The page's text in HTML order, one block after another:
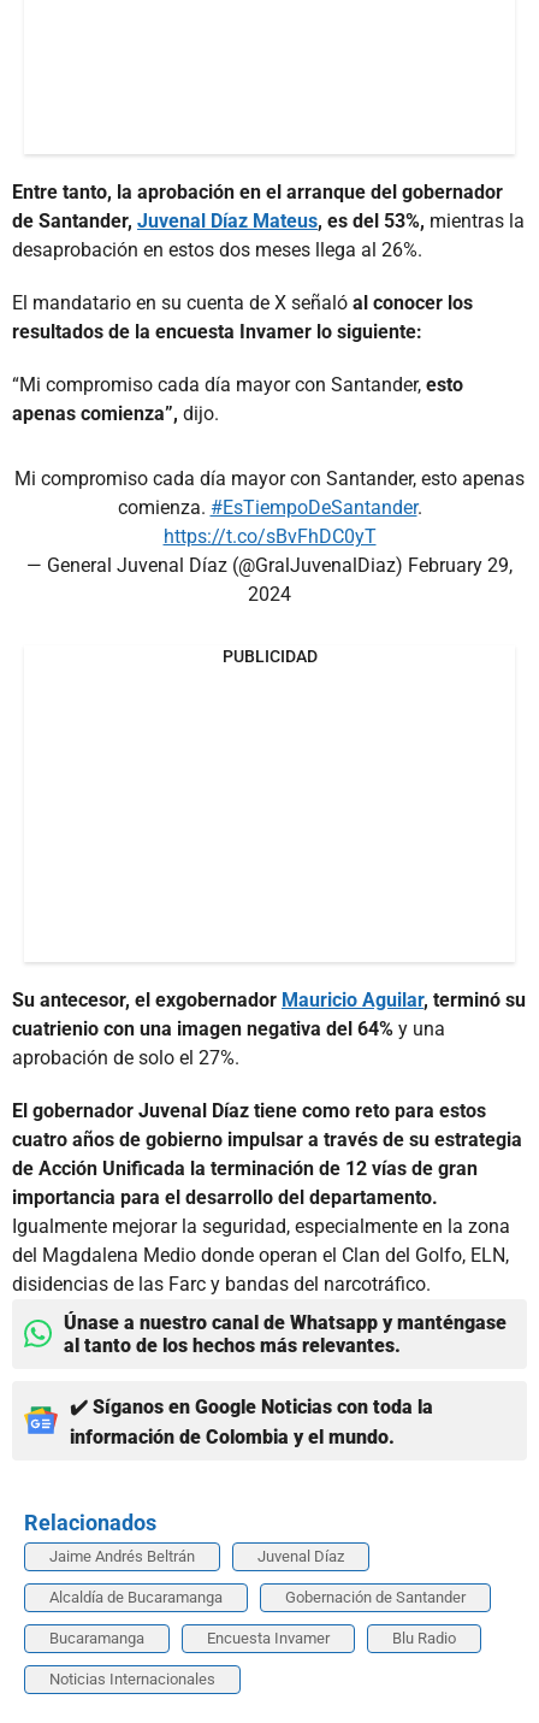
Entre tanto, la aprobación en el arranque del gobernador
de Santander, Juvenal Díaz Mateus, es del 53%, mientras la
desaprobación en estos dos meses llega al 26%.
El mandatario en su cuenta de X señaló al conocer los
resultados de la encuesta Invamer lo siguiente:
“Mi compromiso cada día mayor con Santander, esto
apenas comienza”, dijo.
Mi compromiso cada día mayor con Santander, esto apenas
comienza. #EsTiempoDeSantander.
https://t.co/sBvFhDC0yT
— General Juvenal Díaz (@GralJuvenalDiaz) February 29,
2024
PUBLICIDAD
Su antecesor, el exgobernador Mauricio Aguilar, terminó su
cuatrienio con una imagen negativa del 64% y una
aprobación de solo el 27%.
El gobernador Juvenal Díaz tiene como reto para estos
cuatro años de gobierno impulsar a través de su estrategia
de Acción Unificada la terminación de 12 vías de gran
importancia para el desarrollo del departamento.
Igualmente mejorar la seguridad, especialmente en la zona
del Magdalena Medio donde operan el Clan del Golfo, ELN,
disidencias de las Farc y bandas del narcotráfico.
Únase a nuestro canal de Whatsapp y manténgase
al tanto de los hechos más relevantes.
✔️ Síganos en Google Noticias con toda la
información de Colombia y el mundo.
Relacionados
Jaime Andrés Beltrán Juvenal Díaz
Alcaldía de Bucaramanga Gobernación de Santander
Bucaramanga Encuesta Invamer Blu Radio
Noticias Internacionales